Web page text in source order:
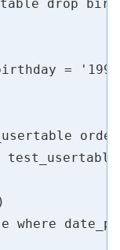
drop
=
where